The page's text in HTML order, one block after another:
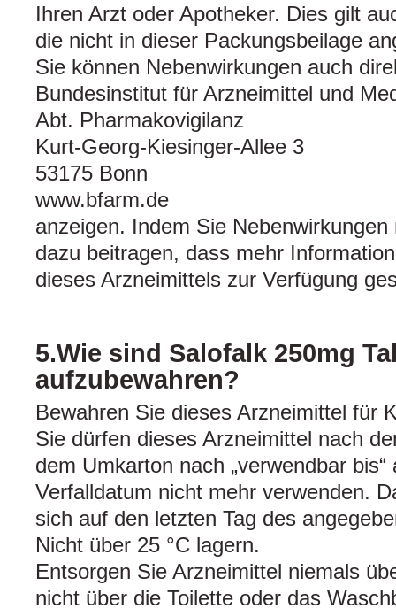
Ihren Arzt oder Apotheker. Dies gilt
die nicht in dieser Packungsbeilage
Sie können Nebenwirkungen auch
Bundesinstitut für Arzneimittel und
Abt. Pharmakovigilanz
Kurt-Georg-Kiesinger-Allee 3
53175 Bonn
www.bfarm.de
anzeigen. Indem Sie
dazu beitragen, dass mehr
dieses Arzneimittels zur Verfügung
5.Wie sind Salofalk 250mg
aufzubewahren?
Bewahren Sie dieses Arzneimittel für
Sie dürfen dieses Arzneimittel nach
dem Umkarton nach „verwendbar bis“
Verfalldatum nicht mehr verwenden.
sich auf den letzten Tag des
Nicht über 25 °C lagern.
Entsorgen Sie Arzneimittel niemals
nicht über die Toilette oder das